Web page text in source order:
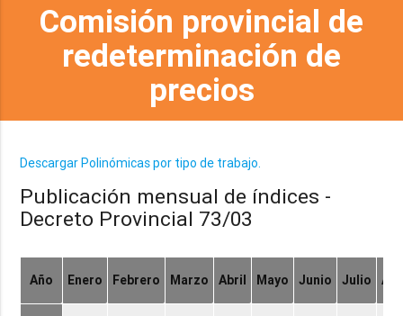
Comisión provincial de
redeterminación de
precios
Descargar Polinómicas por tipo de trabajo.
Publicación mensual de índices -
Decreto Provincial 73/03
Año Enero Febrero Marzo Abril Mayo Junio Julio